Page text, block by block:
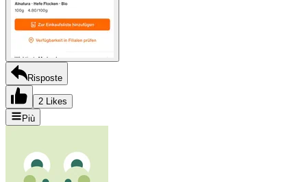
Risposte
2 Likes
Più